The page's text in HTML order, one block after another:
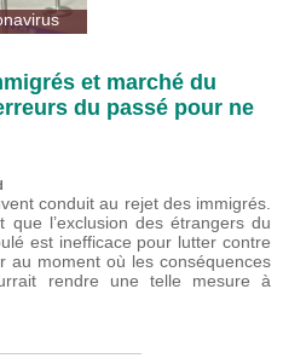
et marché du
du passé pour ne
conduit au rejet des immigrés.
que l’exclusion des étrangers du
est inefficace pour lutter contre
au moment où les conséquences
rendre une telle mesure à